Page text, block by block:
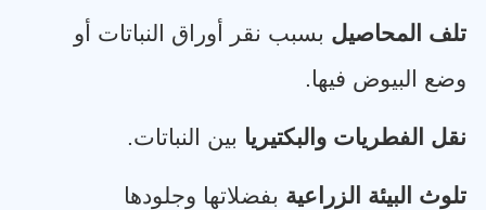
تلف المحاصيل بسبب نقر أوراق النباتات أو
وضع البيوض فيها.
نقل الفطريات والبكتيريا بين النباتات.
تلوث البيئة الزراعية بفضلاتها وجلودها